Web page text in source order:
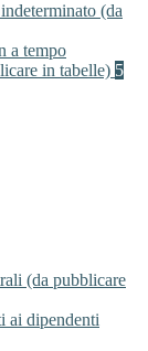
(da
a tempo
in tabelle) 5
(da pubblicare
ai dipendenti